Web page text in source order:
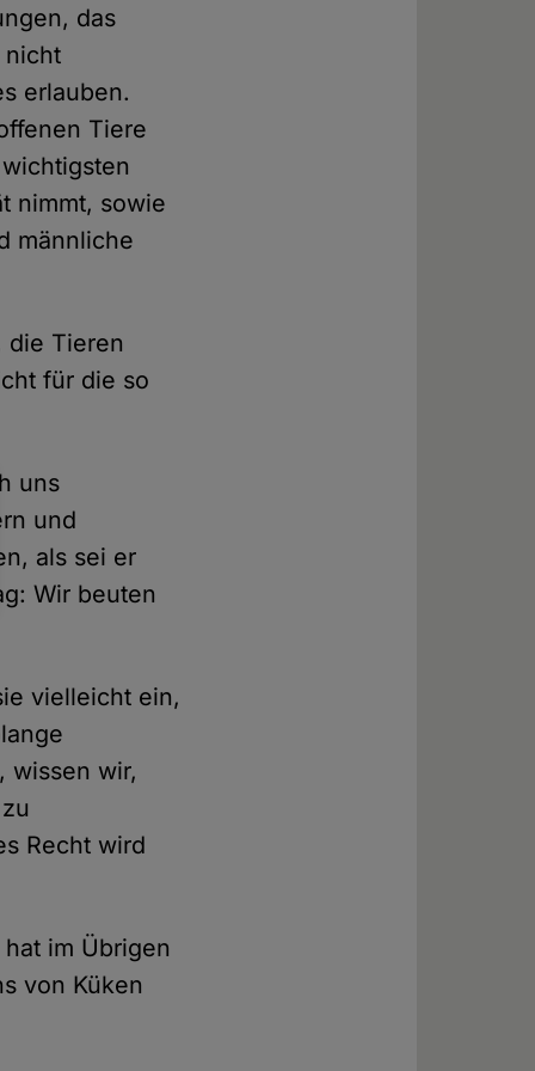
das
nicht
erlauben.
Tiere
nimmt, sowie
männliche
die Tieren
für die so
uns
und
als sei er
Wir beuten
vielleicht ein,
wissen wir,
Recht wird
im Übrigen
von Küken